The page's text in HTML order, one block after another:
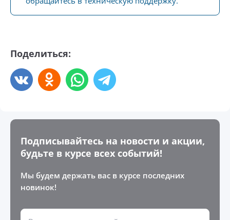
Поделиться:
Подписывайтесь на новости и акции,
будьте в курсе всех событий!
Мы будем держать вас в курсе последних
новинок!